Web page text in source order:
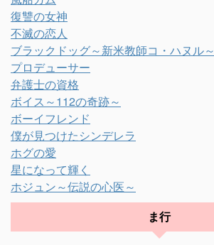
復讐の女神
不滅の恋人
ブラックドッグ～新米教師コ・ハヌル～
プロデューサー
弁護士の資格
ボイス～112の奇跡～
ボーイフレンド
僕が見つけたシンデレラ
ホグの愛
星になって輝く
ホジュン～伝説の心医～
ま行